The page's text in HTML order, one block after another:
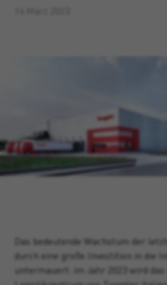
Das bedeutende Wachstum der
durch eine große Investition in die
untermauert: im Jahr 2023 wird das